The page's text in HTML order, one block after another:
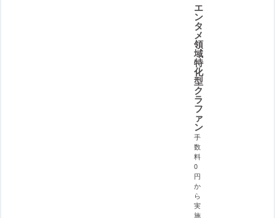
エ
ン
タ
メ
領
域
特
化
型
ク
ラ
フ
ァ
ン
手
数
料
0
円
か
ら
実
施